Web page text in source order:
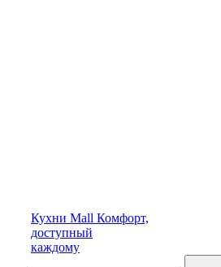
Кухни Mall Комфорт,
доступный
каждому